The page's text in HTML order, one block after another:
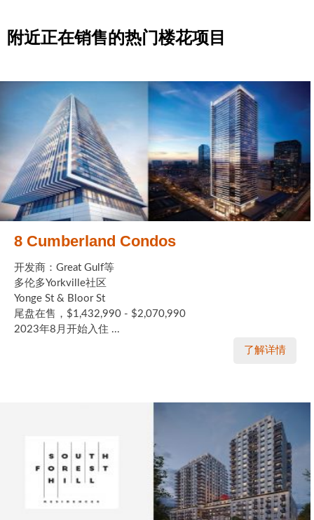
附近正在销售的热门楼花项目
8 Cumberland Condos
开发商：Great Gulf等
多伦多Yorkville社区
Yonge St & Bloor St
尾盘在售，$1,432,990 - $2,070,990
2023年8月开始入住 ...
了解详情